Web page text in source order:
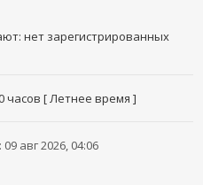
нет зарегистрированных
часов [ Летнее время ]
авг 2026, 04:06